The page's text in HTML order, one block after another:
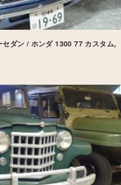
ダン / ホンダ 1300 77 カスタム,